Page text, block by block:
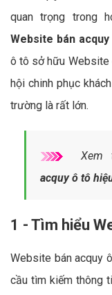
quan trọng trong
Website bán
ô tô sở hữu Website
hội chinh phục
trường là rất lớn.
Xem
acquy ô tô
1 - Tìm hiểu
Website bán acquy
cầu tìm kiếm thông